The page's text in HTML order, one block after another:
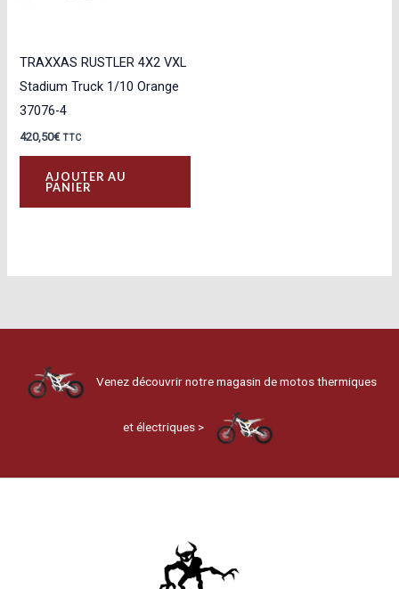
TRAXXAS RUSTLER 4X2 VXL
Stadium Truck 1/10 Orange
37076-4
420,50€ TTC
AJOUTER AU
PANIER
Venez découvrir notre magasin de motos thermiques
et électriques >